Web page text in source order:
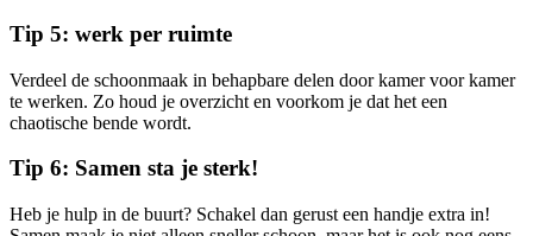
Tip 5: werk per ruimte
Verdeel de schoonmaak in behapbare delen door kamer voor kamer
te werken. Zo houd je overzicht en voorkom je dat het een
chaotische bende wordt.
Tip 6: Samen sta je sterk!
Heb je hulp in de buurt? Schakel dan gerust een handje extra in!